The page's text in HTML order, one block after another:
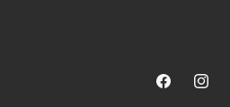
Facebook